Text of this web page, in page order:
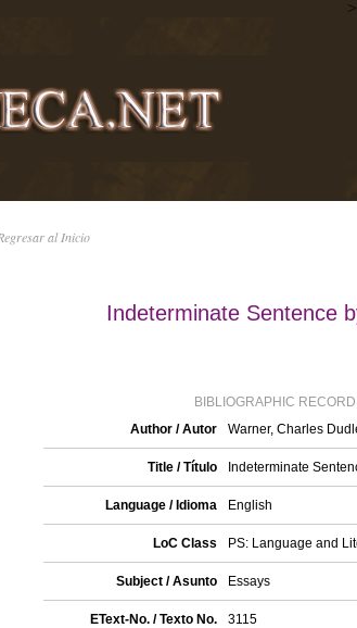
>
al Inicio
Indeterminate Sentence
BIBLIOGRAPHIC
Author / Autor
Warner, Charles
Title / Título Indeterminate
Language / Idioma English
LoC Class PS: Language and
Subject / Asunto Essays
EText-No. / Texto No. 3115